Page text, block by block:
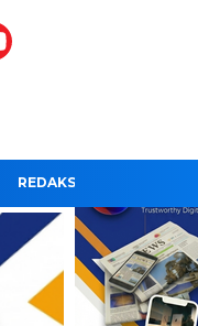
REDAKSI